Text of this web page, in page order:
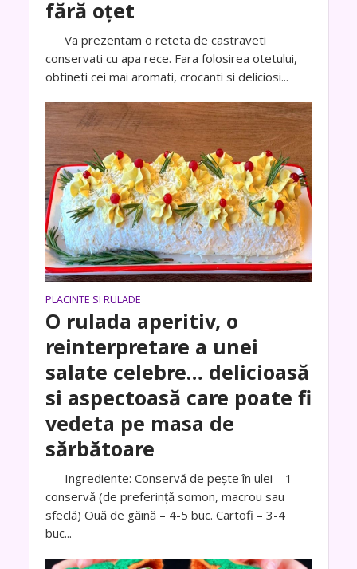
fără oțet
Va prezentam o reteta de castraveti
conservati cu apa rece. Fara folosirea otetului,
obtineti cei mai aromati, crocanti si deliciosi...
PLACINTE SI RULADE
O rulada aperitiv, o
reinterpretare a unei
salate celebre… delicioasă
si aspectoasă care poate fi
vedeta pe masa de
sărbătoare
Ingrediente: Conservă de pește în ulei – 1
conservă (de preferință somon, macrou sau
sfeclă) Ouă de găină – 4-5 buc. Cartofi – 3-4
buc...